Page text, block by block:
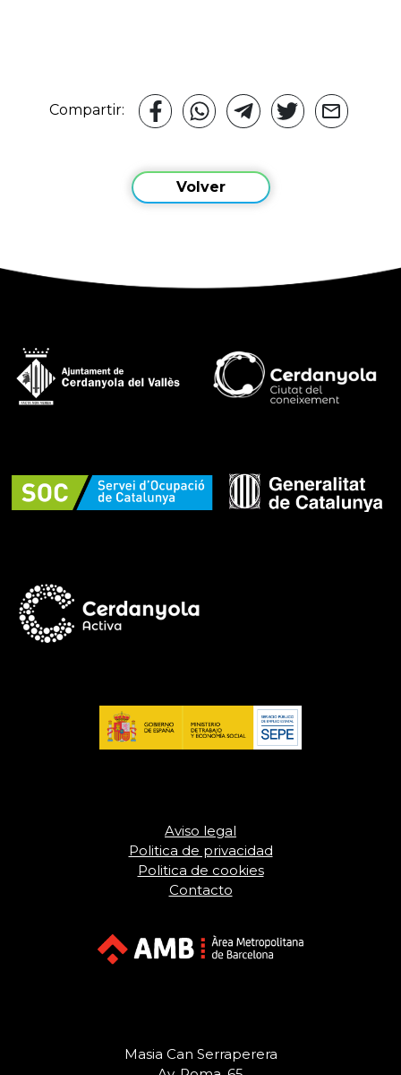
Compartir:
Volver
Aviso legal
Politica de privacidad
Politica de cookies
Contacto
Masia Can Serraperera